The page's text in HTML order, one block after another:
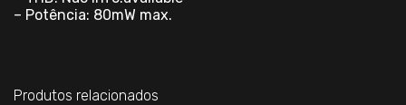
– Potência: 80mW max.
Produtos relacionados